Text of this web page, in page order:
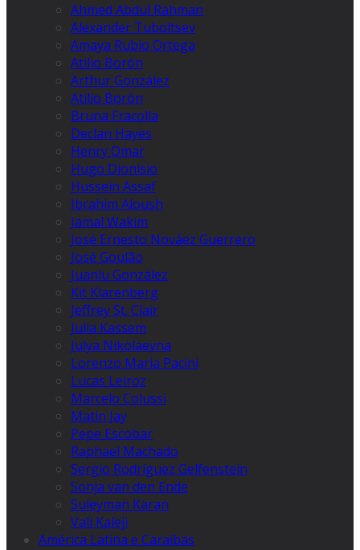
Ahmed Abdul Rahman
Alexander Tuboltsev
Amaya Rubio Ortega
Atilio Borón
Arthur González
Atilio Borón
Bruna Fracolla
Declan Hayes
Henry Omar
Hugo Dionísio
Hussein Assaf
Ibrahim Aloush
Jamal Wakim
José Ernesto Nováez Guerrero
José Goulão
Juanlu González
Kit Klarenberg
Jeffrey St. Clair
Julia Kassem
Julya Nikolaevna
Lorenzo Maria Pacini
Lucas Leiroz
Marcelo Colussi
Matin Jay
Pepe Escobar
Raphael Machado
Sergio Rodríguez Gelfenstein
Sonja van den Ende
Suleyman Karan
Vali Kaleji
América Latina e Caraíbas